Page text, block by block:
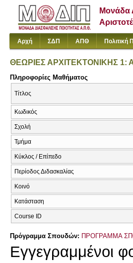
Μονάδα
Αρχή ΣΔΠ ΑΠΘ Πολιτική
ΘΕΩΡΙΕΣ ΑΡΧΙΤΕΚΤΟΝΙΚΗΣ
Πληροφορίες Μαθήματος
Τίτλος
Κωδικός
Σχολή
Τμήμα
Κύκλος / Επίπεδο
Περίοδος Διδασκαλίας
Κοινό
Κατάσταση
Course ID
Πρόγραμμα Σπουδών: ΠΡΟΓΡΑΜΜΑ
Εγγεγραμμένοι